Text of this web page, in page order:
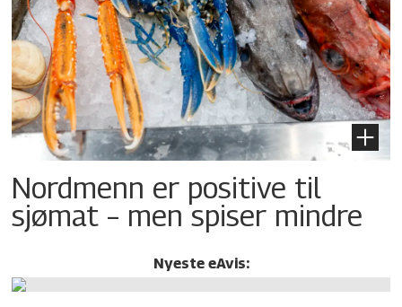
Nordmenn er positive til
sjømat – men spiser mindre
Nyeste eAvis: